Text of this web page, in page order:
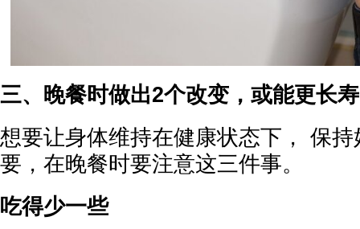
三、晚餐时做出2个改变，或能更长寿
想要让身体维持在健康状态下， 保
要，在晚餐时要注意这三件事。
吃得少一些